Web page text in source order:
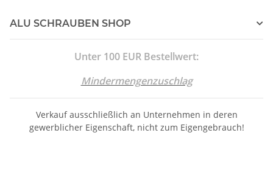
ALU SCHRAUBEN SHOP
Unter 100 EUR Bestellwert:
Mindermengenzuschlag
Verkauf ausschließlich an Unternehmen in deren
gewerblicher Eigenschaft, nicht zum Eigengebrauch!